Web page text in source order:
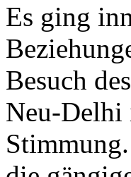
Es ging
Besuch
Neu-Delhi